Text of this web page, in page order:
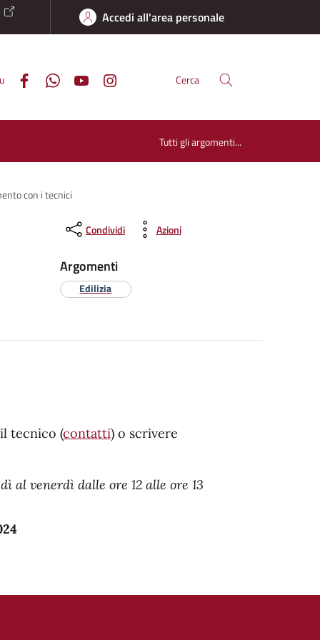
Accedi all'area personale
Cerca
Tutti gli argomenti...
con i tecnici
Condividi Azioni
Argomenti
Edilizia
tecnico (contatti) o scrivere
al venerdì dalle ore 12 alle ore 13